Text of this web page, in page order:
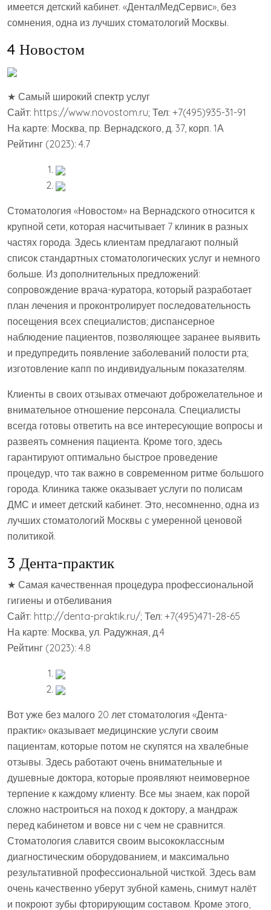
имеется детский кабинет. «ДенталМедСервис», без
сомнения, одна из лучших стоматологий Москвы.
4 Новостом
★ Самый широкий спектр услуг
Сайт: https://www.novostom.ru; Тел: +7(495)935-31-91
На карте: Москва, пр. Вернадского, д. 37, корп. 1А
Рейтинг (2023): 4.7
Стоматология «Новостом» на Вернадского относится к
крупной сети, которая насчитывает 7 клиник в разных
частях города. Здесь клиентам предлагают полный
список стандартных стоматологических услуг и немного
больше. Из дополнительных предложений:
сопровождение врача-куратора, который разработает
план лечения и проконтролирует последовательность
посещения всех специалистов; диспансерное
наблюдение пациентов, позволяющее заранее выявить
и предупредить появление заболеваний полости рта;
изготовление капп по индивидуальным показателям.
Клиенты в своих отзывах отмечают доброжелательное и
внимательное отношение персонала. Специалисты
всегда готовы ответить на все интересующие вопросы и
развеять сомнения пациента. Кроме того, здесь
гарантируют оптимально быстрое проведение
процедур, что так важно в современном ритме большого
города. Клиника также оказывает услуги по полисам
ДМС и имеет детский кабинет. Это, несомненно, одна из
лучших стоматологий Москвы с умеренной ценовой
политикой.
3 Дента-практик
★ Самая качественная процедура профессиональной
гигиены и отбеливания
Сайт: http://denta-praktik.ru/; Тел: +7(495)471-28-65
На карте: Москва, ул. Радужная, д.4
Рейтинг (2023): 4.8
Вот уже без малого 20 лет стоматология «Дента-
практик» оказывает медицинские услуги своим
пациентам, которые потом не скупятся на хвалебные
отзывы. Здесь работают очень внимательные и
душевные доктора, которые проявляют неимоверное
терпение к каждому клиенту. Все мы знаем, как порой
сложно настроиться на поход к доктору, а мандраж
перед кабинетом и вовсе ни с чем не сравнится.
Стоматология славится своим высококлассным
диагностическим оборудованием, и максимально
результативной профессиональной чисткой. Здесь вам
очень качественно уберут зубной камень, снимут налёт
и покроют зубы фторирующим составом. Кроме этого,